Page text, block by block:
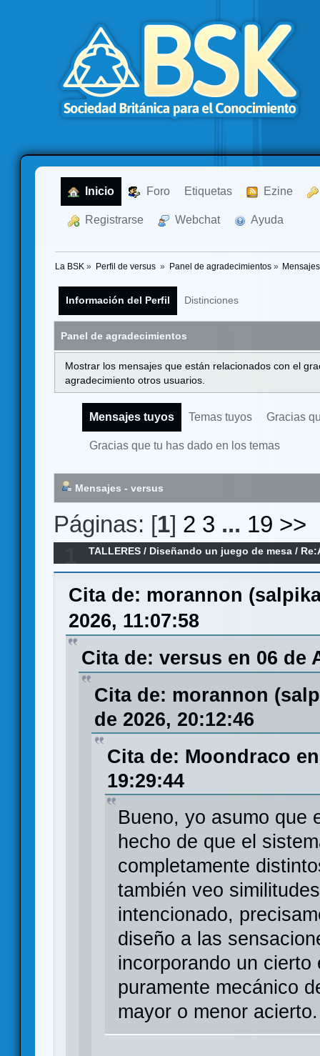
Inicio Foro Etiquetas Ezine
Registrarse Webchat Ayuda
La BSK » Perfil de versus » Panel de agradecimientos»
Información del Perfil Distinciones
Panel de agradecimientos
Mostrar los mensajes que están relacionados con el
agradecimiento otros usuarios.
Mensajes tuyos Temas tuyos Gracias
Gracias que tu has dado en los temas
Mensajes - versus
Páginas: [1] 2 3 ... 19 >>
TALLERES / Diseñando un juego de mesa /
Cita de: morannon
2026, 11:07:58
Cita de: versus en 06 de
Cita de: morannon
de 2026, 20:12:46
Cita de: Moondraco
19:29:44
Bueno, yo asumo que
hecho de que el
completamente
también veo
intencionado,
diseño a las
incorporando un
puramente mecánico
mayor o menor acierto.